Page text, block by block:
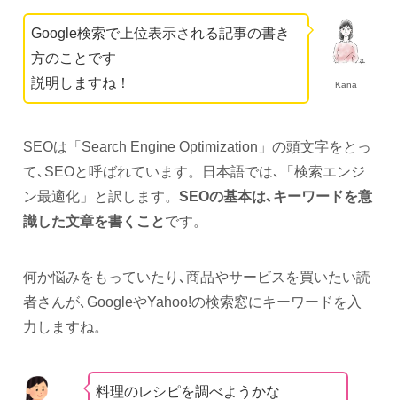
Kana
Google検索で上位表示される記事の書き
方のことです
説明しますね！
SEOは「Search Engine Optimization」の頭文字をとっ
て､SEOと呼ばれています。日本語では､「検索エンジ
ン最適化」と訳します。 SEOの基本は､キーワードを意
識した文章を書くことです。
何か悩みをもっていたり､商品やサービスを買いたい読
者さんが､GoogleやYahoo!の検索窓にキーワードを入
力しますね。
料理のレシピを調べようかな